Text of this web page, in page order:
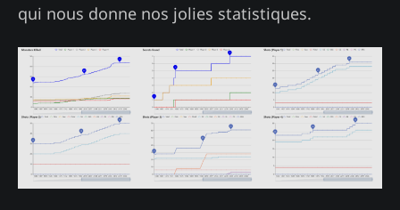
qui nous donne nos jolies statistiques.